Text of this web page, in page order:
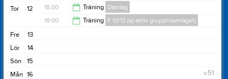
12
Tor 18:00 Träning Damlag
18:00 Träning F 10/12 (ej aktiv grupp=damlaget)
13
Fre
14
Lör
15
Sön
16
Mån
v.51